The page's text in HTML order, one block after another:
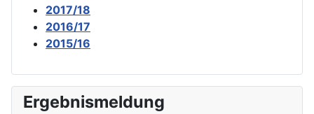
2017/18
2016/17
2015/16
Ergebnismeldung